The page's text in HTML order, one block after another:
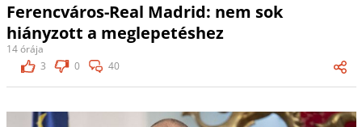
Ferencváros-Real Madrid: nem sok
hiányzott a meglepetéshez
14 órája
3
0 40